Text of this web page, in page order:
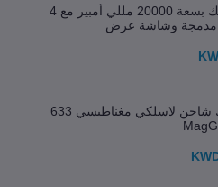
باور بانك بسعة 20000 مللي أمبير مع 4
مدمجة وشاشة عرض
بور بنك شاحن لاسلكي مغناطيسي 633